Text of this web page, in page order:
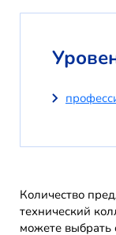
Количество
технический
можете выбрать